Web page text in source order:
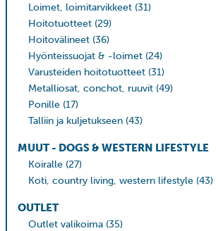
Loimet, loimitarvikkeet (31)
Hoitotuotteet (29)
Hoitovälineet (36)
Hyönteissuojat & -loimet (24)
Varusteiden hoitotuotteet (31)
Metalliosat, conchot, ruuvit (49)
Ponille (17)
Talliin ja kuljetukseen (43)
MUUT - DOGS & WESTERN LIFESTYLE
Koiralle (27)
Koti, country living, western lifestyle (43)
OUTLET
Outlet valikoima (35)